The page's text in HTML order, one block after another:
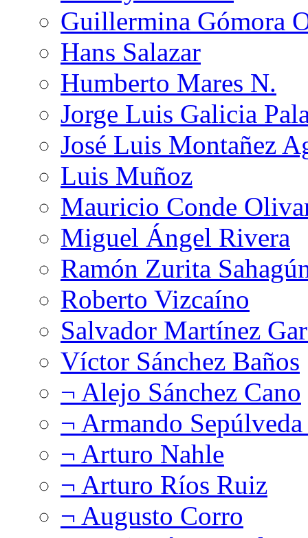
Guillermina Gómora
Hans Salazar
Humberto Mares N.
Jorge Luis Galicia
José Luis Montañez
Luis Muñoz
Mauricio Conde
Miguel Ángel Rivera
Ramón Zurita
Roberto Vizcaíno
Salvador Martínez
Víctor Sánchez Baños
¬ Alejo Sánchez Cano
¬ Armando
¬ Arturo Nahle
¬ Arturo Ríos Ruiz
¬ Augusto Corro